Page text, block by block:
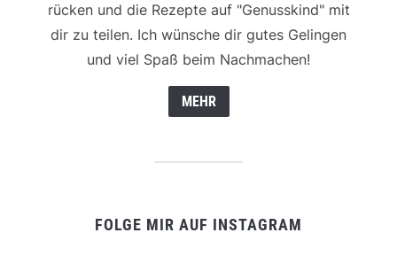
rücken und die Rezepte auf "Genusskind" mit
dir zu teilen. Ich wünsche dir gutes Gelingen
und viel Spaß beim Nachmachen!
MEHR
FOLGE MIR AUF INSTAGRAM